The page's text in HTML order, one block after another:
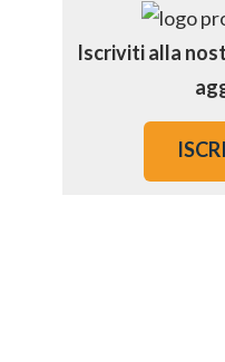
Iscriviti alla